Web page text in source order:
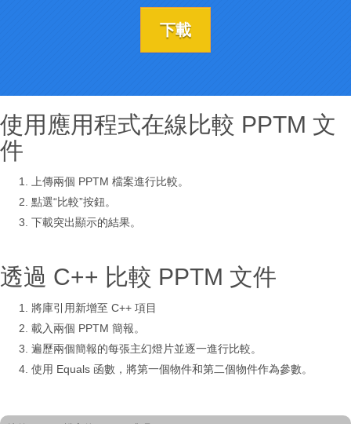
下載
使用應用程式在線比較 PPTM 文
件
上傳兩個 PPTM 檔案進行比較。
點選“比較”按鈕。
下載突出顯示的結果。
透過 C++ 比較 PPTM 文件
將庫引用新增至 C++ 項目
載入兩個 PPTM 簡報。
遍歷兩個簡報的每張主幻燈片並逐一進行比較。
使用 Equals 函數，將第一個物件和第二個物件作為參數。